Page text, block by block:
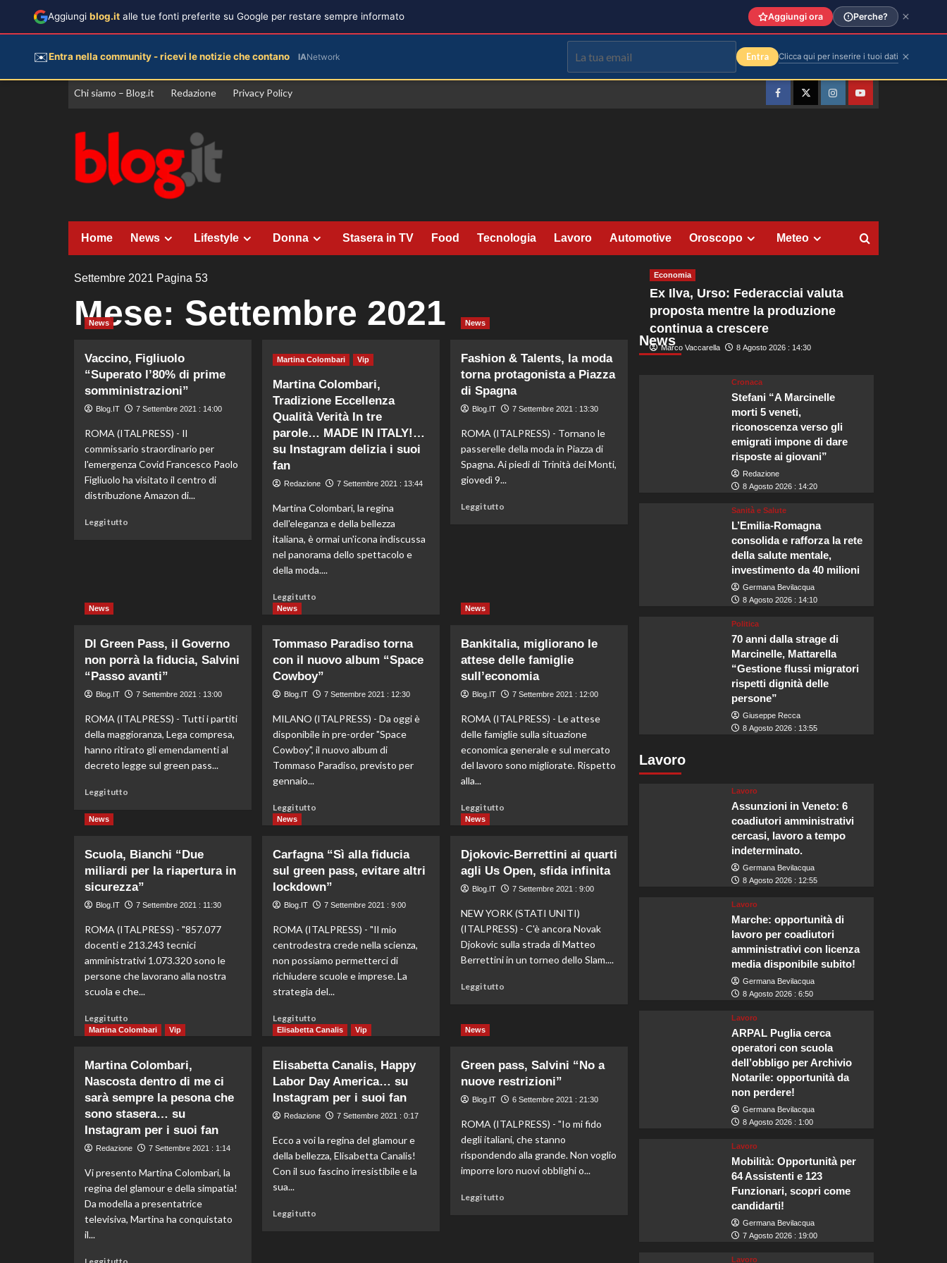
Vai
Chi siamo – Blog.it Redazione Privacy Policy
FacebookTwitterInstagramYouTube
Home News Lifestyle Donna Stasera in TV Food Tecnologia Lavoro Automotive Oroscopo Meteo
Settembre 2021 Pagina 53
Mese: Settembre 2021
News
Vaccino, Figliuolo
“Superato l’80% di prime
somministrazioni”
Blog.IT 7 Settembre 2021 : 14:00
ROMA (ITALPRESS) - Il
commissario straordinario per
l'emergenza Covid Francesco Paolo
Figliuolo ha visitato il centro di
distribuzione Amazon di...
Leggi tuttoLeggi
prime
somministrazioni”
Martina Colombari Vip
Martina Colombari,
Tradizione Eccellenza
Qualità Verità In tre
parole… MADE IN ITALY!…
su Instagram delizia i suoi
fan
Redazione 7 Settembre 2021 : 13:44
Martina Colombari, la regina
dell'eleganza e della bellezza
italiana, è ormai un'icona indiscussa
nel panorama dello spettacolo e
della moda....
Leggi tuttoLeggi
Martina
Colombari,
Tradizione
Eccellenza
Verità
In
parole…
MADE
su
fan
News
Fashion & Talents, la moda
torna protagonista a Piazza
di Spagna
Blog.IT 7 Settembre 2021 : 13:30
ROMA (ITALPRESS) - Tornano le
passerelle della moda in Piazza di
Spagna. Ai piedi di Trinità dei Monti,
giovedì 9...
Leggi tutto
protagonista
Piazza
di
Spagna
News
Dl Green Pass, il Governo
non porrà la fiducia, Salvini
“Passo avanti”
Blog.IT 7 Settembre 2021 : 13:00
ROMA (ITALPRESS) - Tutti i partiti
della maggioranza, Lega compresa,
hanno ritirato gli emendamenti al
decreto legge sul green pass...
Leggi tuttoLeggi
Green
Pass,
il
non
porrà
fiducia,
Salvini
“Passo
avanti”
News
Tommaso Paradiso torna
con il nuovo album “Space
Cowboy”
Blog.IT 7 Settembre 2021 : 12:30
MILANO (ITALPRESS) - Da oggi è
disponibile in pre-order "Space
Cowboy", il nuovo album di
Tommaso Paradiso, previsto per
gennaio...
Leggi tuttoLeggi
Tommaso
Paradiso
torna
con
nuovo
Cowboy”
News
Bankitalia, migliorano le
attese delle famiglie
sull’economia
Blog.IT 7 Settembre 2021 : 12:00
ROMA (ITALPRESS) - Le attese
delle famiglie sulla situazione
economica generale e sul mercato
del lavoro sono migliorate. Rispetto
alla...
Leggi tutto
Bankitalia,
migliorano
le
delle
famiglie
sull’economia
News
Scuola, Bianchi “Due
miliardi per la riapertura in
sicurezza”
Blog.IT 7 Settembre 2021 : 11:30
ROMA (ITALPRESS) - "857.077
docenti e 213.243 tecnici
amministrativi 1.073.320 sono le
persone che lavorano alla nostra
scuola e che...
Leggi tuttoLeggi
di
Scuola,
Bianchi
“Due
miliardi
la
riapertura
sicurezza”
News
Carfagna “Sì alla fiducia
sul green pass, evitare altri
lockdown”
Blog.IT 7 Settembre 2021 : 9:00
ROMA (ITALPRESS) - "Il mio
centrodestra crede nella scienza,
non possiamo permetterci di
richiudere scuole e imprese. La
strategia del...
Leggi tuttoLeggi
di
Carfagna
“Sì
alla
fiducia
green
pass,
evitare
altri
News
Djokovic-Berrettini ai quarti
agli Us Open, sfida infinita
Blog.IT 7 Settembre 2021 : 9:00
NEW YORK (STATI UNITI)
(ITALPRESS) - C'è ancora Novak
Djokovic sulla strada di Matteo
Berrettini in un torneo dello Slam....
Leggi tutto
ai
quarti
Us
Open,
infinita
Martina Colombari Vip
Martina Colombari,
Nascosta dentro di me ci
sarà sempre la pesona che
sono stasera… su
Instagram per i suoi fan
Redazione 7 Settembre 2021 : 1:14
Vi presento Martina Colombari, la
regina del glamour e della simpatia!
Da modella a presentatrice
televisiva, Martina ha conquistato
il...
Leggi
Elisabetta Canalis Vip
Elisabetta Canalis, Happy
Labor Day America… su
Instagram per i suoi fan
Redazione 7 Settembre 2021 : 0:17
Ecco a voi la regina del glamour e
della bellezza, Elisabetta Canalis!
Con il suo fascino irresistibile e la
sua...
Leggi tuttoLeggi
News
Green pass, Salvini “No a
nuove restrizioni”
Blog.IT 6 Settembre 2021 : 21:30
ROMA (ITALPRESS) - "Io mi fido
degli italiani, che stanno
rispondendo alla grande. Non voglio
imporre loro nuovi obblighi o...
Leggi tutto
News
Economia
Ex Ilva, Urso: Federacciai valuta
proposta mentre la produzione
continua a crescere
Marco Vaccarella 8 Agosto 2026 : 14:30
Cronaca
Stefani “A Marcinelle
morti 5 veneti,
riconoscenza verso gli
emigrati impone di dare
risposte ai giovani”
Redazione
8 Agosto 2026 : 14:20
Sanità e Salute
L’Emilia-Romagna
consolida e rafforza la rete
della salute mentale,
investimento da 40 milioni
Germana Bevilacqua
8 Agosto 2026 : 14:10
Politica
70 anni dalla strage di
Marcinelle, Mattarella
“Gestione flussi migratori
rispetti dignità delle
persone”
Giuseppe Recca
8 Agosto 2026 : 13:55
Lavoro
Lavoro
Assunzioni in Veneto: 6
coadiutori amministrativi
cercasi, lavoro a tempo
indeterminato.
Germana Bevilacqua
8 Agosto 2026 : 12:55
Lavoro
Marche: opportunità di
lavoro per coadiutori
amministrativi con licenza
media disponibile subito!
Germana Bevilacqua
8 Agosto 2026 : 6:50
Lavoro
ARPAL Puglia cerca
operatori con scuola
dell’obbligo per Archivio
Notarile: opportunità da
non perdere!
Germana Bevilacqua
8 Agosto 2026 : 1:00
Lavoro
Mobilità: Opportunità per
64 Assistenti e 123
Funzionari, scopri come
candidarti!
Germana Bevilacqua
7 Agosto 2026 : 19:00
Lavoro
Aggiungi blog.it alle tue fonti preferite su Google per restare sempre informato Aggiungi ora Perche?
✉️Entra nella community - ricevi le notizie che contano IANetwork Entra Clicca qui per inserire i tuoi dati